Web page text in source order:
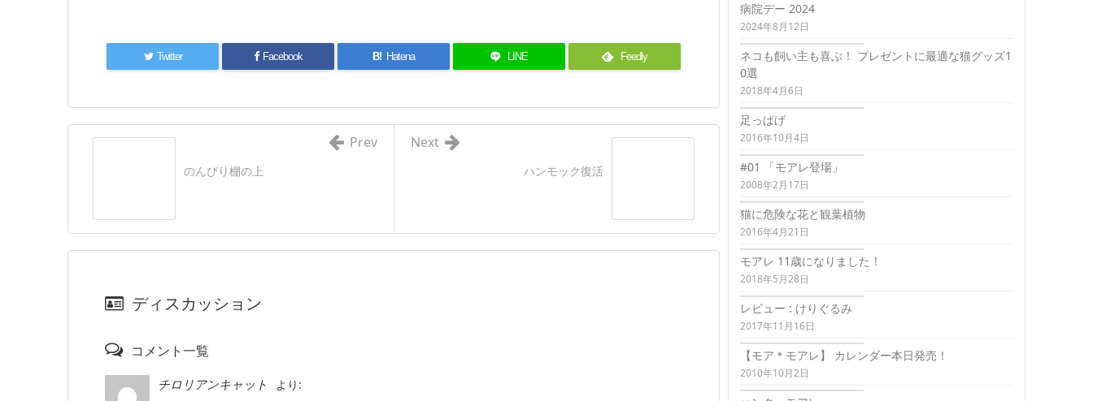
Twitter Facebook B! Hatena LINE Feedly
ハンモック復活
Next
のんびり棚の上
Prev
ディスカッション
コメント一覧
チロリアンキャット
より:
病院デー 2024
2024年8月12日
ネコも飼い主も喜ぶ！ プレゼントに最適な猫グッズ1
0選
2018年4月6日
足っぱげ
2016年10月4日
#01 「モアレ登場」
2008年2月17日
猫に危険な花と観葉植物
2016年4月21日
モアレ 11歳になりました！
2018年5月28日
レビュー : けりぐるみ
2017年11月16日
【モア＊モアレ】 カレンダー本日発売！
2010年10月2日